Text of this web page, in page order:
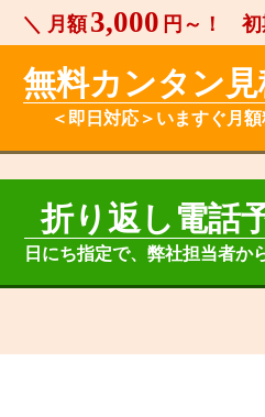
＼ 月額 3,000 円～！ 初
無料カンタン見
＜即日対応＞いますぐ月
折り返し電話
日にち指定で、弊社担当者か